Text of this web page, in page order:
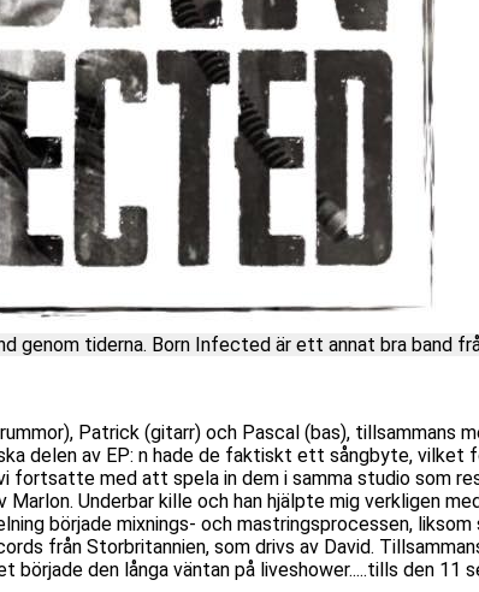
genom tiderna. Born Infected är ett annat bra band
Patrick (gitarr) och Pascal (bas), tillsammans
delen av EP: n hade de faktiskt ett sångbyte, vilket
med att spela in dem i samma studio som
Underbar kille och han hjälpte mig verkligen
började mixnings- och mastringsprocessen,
från Storbritannien, som drivs av David.
den långa väntan på liveshower.....tills den 11